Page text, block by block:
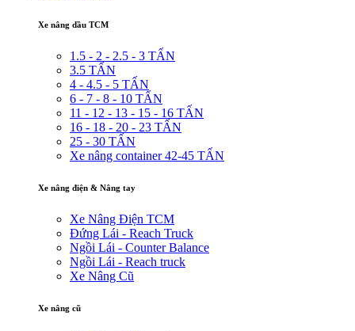
Xe nâng dầu TCM
1.5 - 2 - 2.5 - 3 TẤN
3.5 TẤN
4 - 4.5 - 5 TẤN
6 - 7 - 8 - 10 TẤN
11 - 12 - 13 - 15 - 16 TẤN
16 - 18 - 20 - 23 TẤN
25 - 30 TẤN
Xe nâng container 42-45 TẤN
Xe nâng điện & Nâng tay
Xe Nâng Điện TCM
Đứng Lái - Reach Truck
Ngồi Lái - Counter Balance
Ngồi Lái - Reach truck
Xe Nâng Cũ
Xe nâng cũ